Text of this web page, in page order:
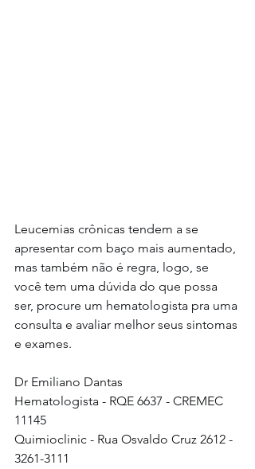
Leucemias crônicas tendem a se
apresentar com baço mais aumentado,
mas também não é regra, logo, se
você tem uma dúvida do que possa
ser, procure um hematologista pra uma
consulta e avaliar melhor seus sintomas
e exames.
Dr Emiliano Dantas
Hematologista - RQE 6637 - CREMEC
11145
Quimioclinic - Rua Osvaldo Cruz 2612 -
3261-3111